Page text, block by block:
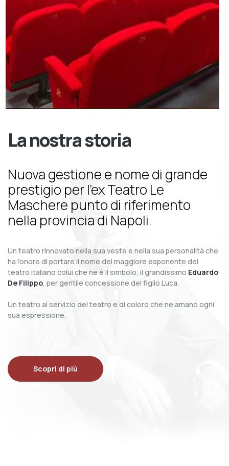
La nostra storia
Nuova gestione e nome di grande
prestigio per l’ex Teatro Le
Maschere punto di riferimento
nella provincia di Napoli.
Un teatro rinnovato nella sua veste e nella sua personalità che
ha l’onore di portare il nome del maggiore esponente del
teatro italiano colui che ne è il simbolo, il grandissimo Eduardo
De Filippo, per gentile concessione del figlio Luca.
Un teatro al servizio del teatro e di coloro che ne amano ogni
sua espressione.
Scopri di più